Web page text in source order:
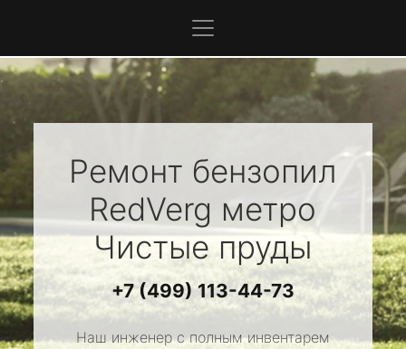
Ремонт бензопил
RedVerg метро
Чистые пруды
+7 (499) 113-44-73
Наш инженер с полным инвентарем